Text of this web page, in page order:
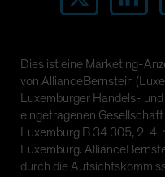
Dies ist eine Marketing-
von AllianceBernstein
Luxemburger Handels-
eingetragenen
Luxemburg B 34 305, 2-
Luxemburg.
durch die